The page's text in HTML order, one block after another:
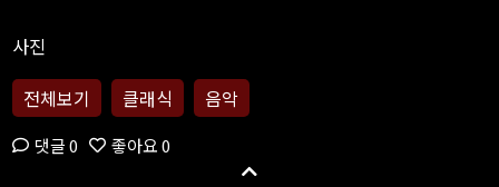
전체보기
클래식 음악
댓글 0 좋아요 0